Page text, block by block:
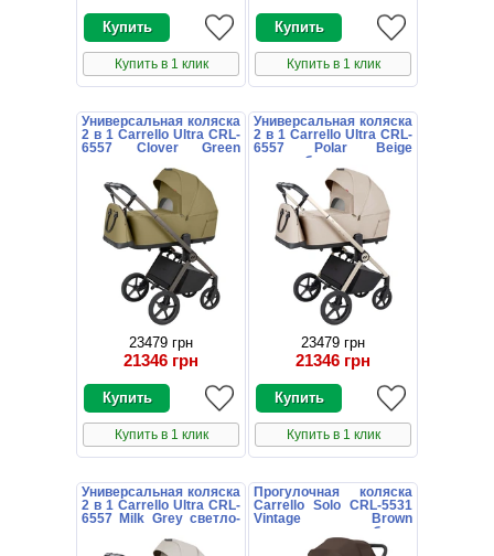
Купить в 1 клик Купить в 1 клик
Универсальная коляска
2 в 1 Carrello Ultra CRL-
6557 Clover Green
23479 грн
21346 грн
Купить в 1 клик
Универсальная коляска
2 в 1 Carrello Ultra CRL-
6557 Polar Beige
светло-бежевая
23479 грн
21346 грн
Купить в 1 клик
Универсальная коляска
2 в 1 Carrello Ultra CRL-
6557 Milk Grey светло-
Прогулочная коляска
Carrello Solo CRL-5531
Vintage Brown
коричневая с глубоким
капюшоном